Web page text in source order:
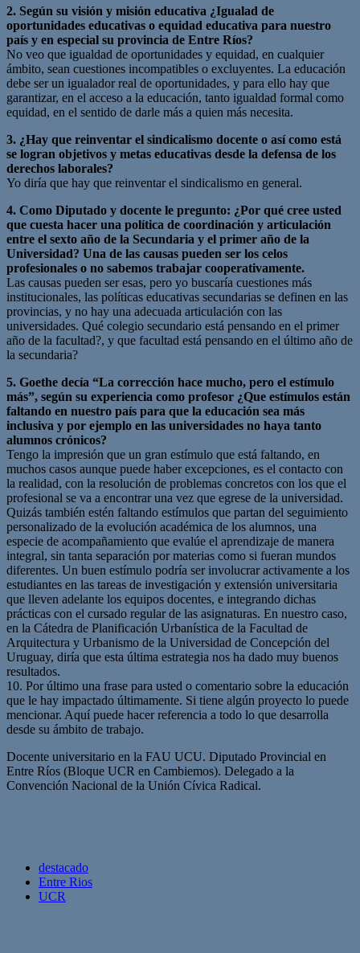
2. Según su visión y misión educativa ¿Igualad de
oportunidades educativas o equidad educativa para nuestro
país y en especial su provincia de Entre Ríos?
No veo que igualdad de oportunidades y equidad, en cualquier
ámbito, sean cuestiones incompatibles o excluyentes. La educación
debe ser un igualador real de oportunidades, y para ello hay que
garantizar, en el acceso a la educación, tanto igualdad formal como
equidad, en el sentido de darle más a quien más necesita.
3. ¿Hay que reinventar el sindicalismo docente o así como está
se logran objetivos y metas educativas desde la defensa de los
derechos laborales?
Yo diría que hay que reinventar el sindicalismo en general.
4. Como Diputado y docente le pregunto: ¿Por qué cree usted
que cuesta hacer una política de coordinación y articulación
entre el sexto año de la Secundaria y el primer año de la
Universidad? Una de las causas pueden ser los celos
profesionales o no sabemos trabajar cooperativamente.
Las causas pueden ser esas, pero yo buscaría cuestiones más
institucionales, las políticas educativas secundarias se definen en las
provincias, y no hay una adecuada articulación con las
universidades. Qué colegio secundario está pensando en el primer
año de la facultad?, y que facultad está pensando en el último año de
la secundaria?
5. Goethe decía “La corrección hace mucho, pero el estímulo
más”, según su experiencia como profesor ¿Que estímulos están
faltando en nuestro país para que la educación sea más
inclusiva y por ejemplo en las universidades no haya tanto
alumnos crónicos?
Tengo la impresión que un gran estímulo que está faltando, en
muchos casos aunque puede haber excepciones, es el contacto con
la realidad, con la resolución de problemas concretos con los que el
profesional se va a encontrar una vez que egrese de la universidad.
Quizás también estén faltando estímulos que partan del seguimiento
personalizado de la evolución académica de los alumnos, una
especie de acompañamiento que evalúe el aprendizaje de manera
integral, sin tanta separación por materias como si fueran mundos
diferentes. Un buen estímulo podría ser involucrar activamente a los
estudiantes en las tareas de investigación y extensión universitaria
que lleven adelante los equipos docentes, e integrando dichas
prácticas con el cursado regular de las asignaturas. En nuestro caso,
en la Cátedra de Planificación Urbanística de la Facultad de
Arquitectura y Urbanismo de la Universidad de Concepción del
Uruguay, diría que esta última estrategia nos ha dado muy buenos
resultados.
10. Por último una frase para usted o comentario sobre la educación
que le hay impactado últimamente. Si tiene algún proyecto lo puede
mencionar. Aquí puede hacer referencia a todo lo que desarrolla
desde su ámbito de trabajo.
Docente universitario en la FAU UCU. Diputado Provincial en
Entre Ríos (Bloque UCR en Cambiemos). Delegado a la
Convención Nacional de la Unión Cívica Radical.
destacado
Entre Rios
UCR